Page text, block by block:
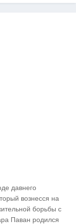
давнего
вознесся на
борьбы с
Паван родился